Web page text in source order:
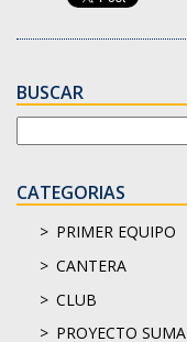
BUSCAR
CATEGORIAS
PRIMER EQUIPO
CANTERA
CLUB
PROYECTO SUMA